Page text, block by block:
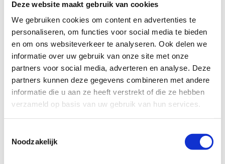
Deze website maakt gebruik van cookies
We gebruiken cookies om content en advertenties te
personaliseren, om functies voor social media te bieden
en om ons websiteverkeer te analyseren. Ook delen we
informatie over uw gebruik van onze site met onze
partners voor social media, adverteren en analyse. Deze
partners kunnen deze gegevens combineren met andere
informatie die u aan ze heeft verstrekt of die ze hebben
verzameld op basis van uw gebruik van hun services.
Noodzakelijk
nemen op de site van het oude zwembad. Om
veiligheidsredenen mag dit niet.
collega's vanhet Zuiderbadvoor een verfissend
drankje of lekkere hap.
De uitgaven voor kinderoppas kunnen, indien aan
een aantal voorwaarden is voldaan, recht geven op
een belastingvermindering.
Bij deelname aan de sportlessen heb je geen recht
op een fiscaal attest. Een fiscaal attest is enkel van
toepassing voor opvang/kinderoppas, dit is bij de
sportlessen niet het geval.
Hoe kosten voor
kinderopvang aangeven? | FOD Financiën
Is de European disability card bij jullie geldig?
Deze kaart is bij ons helaas niet geldig.
Kan ik met korting naar het strand komen?
Enkel inwoners van Zemst, Vilvoorde en
Boortmeerbeek hebben recht op korting of een
gratis ticket voor onze strandzone. Verder gelden
er geen kortingen voor onze strandzone.